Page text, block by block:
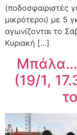
(ποδοσφαιριστές
μικρότεροι) με 5
αγωνίζονται το
Κυριακή […]
Μπάλα…
(19/1,